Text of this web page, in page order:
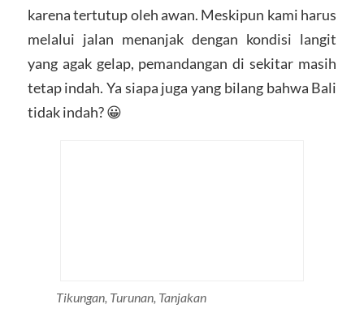
karena tertutup oleh awan. Meskipun kami harus
melalui jalan menanjak dengan kondisi langit
yang agak gelap, pemandangan di sekitar masih
tetap indah. Ya siapa juga yang bilang bahwa Bali
tidak indah? 😀
Tikungan, Turunan, Tanjakan